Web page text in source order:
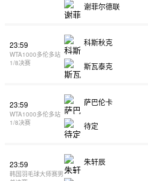
谢菲尔德联
23:59
WTA1000多伦多站
1/8决赛
科斯秋克
斯瓦泰克
23:59
WTA1000多伦多站
1/8决赛
萨巴伦卡
待定
23:59
韩国羽毛球大师赛男
朱轩辰